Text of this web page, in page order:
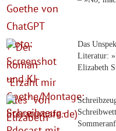
Das
Literatur:
Elizabeth